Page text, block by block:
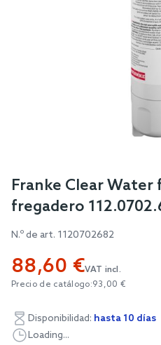
Skip
to
beginning
the
images
Franke Clear
fregadero
N.º de art. 1120702682
88,60 €VAT incl.
Precio de catálogo:93,00 €
Disponibilidad: hasta 10 días
Loading...